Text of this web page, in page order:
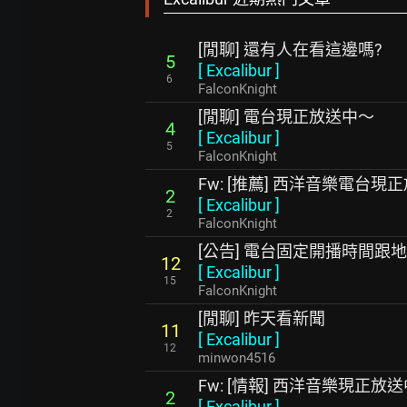
5
6
[閒聊] 還有人在看這邊嗎?
[ Excalibur]
FalconKnight
4
5
[閒聊] 電台現正放送中～
[ Excalibur]
FalconKnight
2
2
Fw: [推薦] 西洋音樂電台現
[ Excalibur]
FalconKnight
12
15
[公告] 電台固定開播時間跟
[ Excalibur]
FalconKnight
11
12
[閒聊] 昨天看新聞
[ Excalibur]
minwon4516
2
Fw: [情報] 西洋音樂現正放送